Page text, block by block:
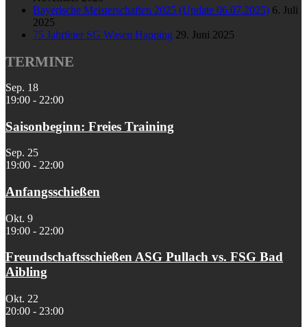
Bayerische Meisterschaften 2025 (Update 06.07.2025) 6. Juli
2025
75 Jahrfeier SG Wasen Happing 29. Juni 2025
TERMINE
Sep. 18
19:00 - 22:00
Saisonbeginn: Freies Training
Sep. 25
19:00 - 22:00
Anfangsschießen
Okt. 9
19:00 - 22:00
Freundschaftsschießen ASG Pullach vs. FSG Bad
Aibling
Okt. 22
20:00 - 23:00